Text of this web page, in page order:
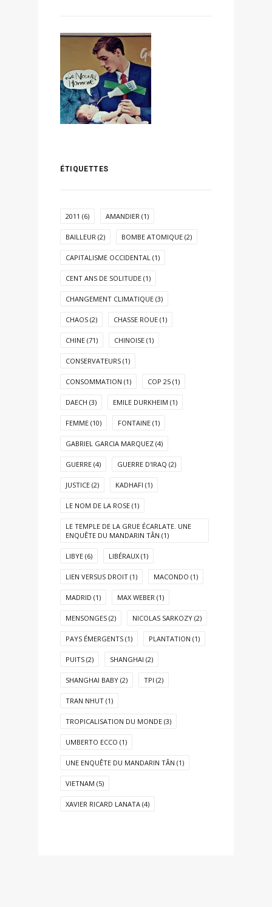
ÉTIQUETTES
2011 (6) AMANDIER (1)
BAILLEUR (2) BOMBE ATOMIQUE (2)
CAPITALISME OCCIDENTAL (1)
CENT ANS DE SOLITUDE (1)
CHANGEMENT CLIMATIQUE (3)
CHAOS (2) CHASSE ROUE (1)
CHINE (71) CHINOISE (1)
CONSERVATEURS (1)
CONSOMMATION (1) COP 25 (1)
DAECH (3) EMILE DURKHEIM (1)
FEMME (10) FONTAINE (1)
GABRIEL GARCIA MARQUEZ (4)
GUERRE (4) GUERRE D'IRAQ (2)
JUSTICE (2) KADHAFI (1)
LE NOM DE LA ROSE (1)
LE TEMPLE DE LA GRUE ÉCARLATE. UNE
ENQUÊTE DU MANDARIN TÂN (1)
LIBYE (6) LIBÉRAUX (1)
LIEN VERSUS DROIT (1) MACONDO (1)
MADRID (1) MAX WEBER (1)
MENSONGES (2) NICOLAS SARKOZY (2)
PAYS ÉMERGENTS (1) PLANTATION (1)
PUITS (2) SHANGHAI (2)
SHANGHAI BABY (2) TPI (2)
TRAN NHUT (1)
TROPICALISATION DU MONDE (3)
UMBERTO ECCO (1)
UNE ENQUÊTE DU MANDARIN TÂN (1)
VIETNAM (5)
XAVIER RICARD LANATA (4)